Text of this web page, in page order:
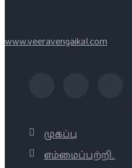
www.veeravengaikal.com
முகப்பு
எம்மைப்பற்றி..